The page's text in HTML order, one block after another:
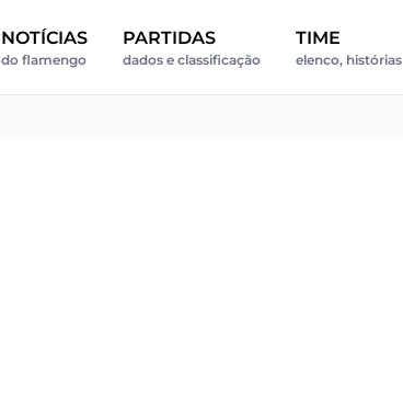
NOTÍCIAS
do flamengo
PARTIDAS
dados e classificação
TIME
elenco, histórias